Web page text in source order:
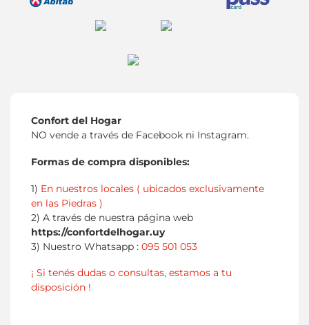
Confort del Hogar
NO vende a través de Facebook ni Instagram.
Formas de compra disponibles:
1) En nuestros locales ( ubicados exclusivamente
en las Piedras )
2) A través de nuestra página web
https://confortdelhogar.uy
3) Nuestro Whatsapp : 095 501 053
¡ Si tenés dudas o consultas, estamos a tu
disposición !